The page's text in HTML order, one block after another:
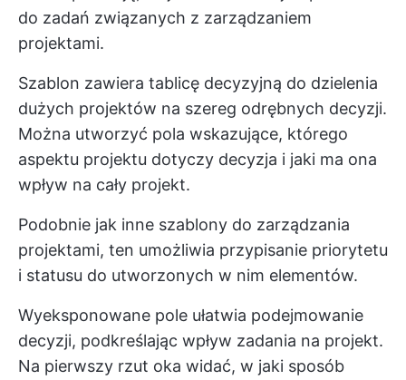
do zadań związanych z zarządzaniem
projektami.
Szablon zawiera tablicę decyzyjną do dzielenia
dużych projektów na szereg odrębnych decyzji.
Można utworzyć pola wskazujące, którego
aspektu projektu dotyczy decyzja i jaki ma ona
wpływ na cały projekt.
Podobnie jak inne szablony do zarządzania
projektami, ten umożliwia przypisanie priorytetu
i statusu do utworzonych w nim elementów.
Wyeksponowane pole ułatwia podejmowanie
decyzji, podkreślając wpływ zadania na projekt.
Na pierwszy rzut oka widać, w jaki sposób